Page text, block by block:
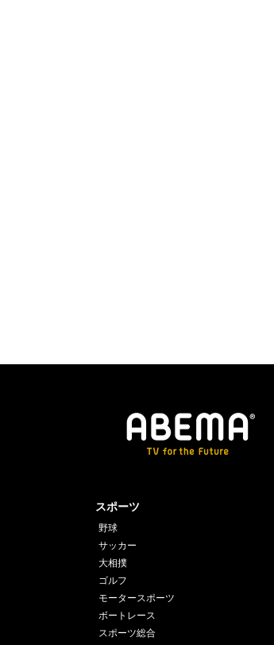
スポーツ
野球
サッカー
大相撲
ゴルフ
モータースポーツ
ボートレース
スポーツ総合